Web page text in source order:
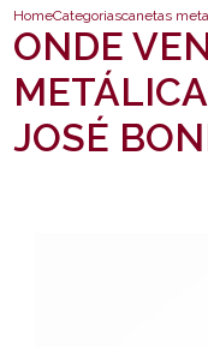
HomeCategoriascanetas
ONDE
JOSÉ